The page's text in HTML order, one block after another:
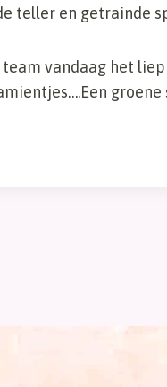
teller en getrainde
vandaag het
groene